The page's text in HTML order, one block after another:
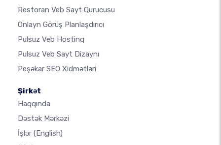
Restoran Veb Sayt Qurucusu
Onlayn Görüş Planlaşdırıcı
Pulsuz Veb Hostinq
Pulsuz Veb Sayt Dizaynı
Peşəkar SEO Xidmətləri
Şirkət
Haqqında
Dəstək Mərkəzi
İşlər (English)